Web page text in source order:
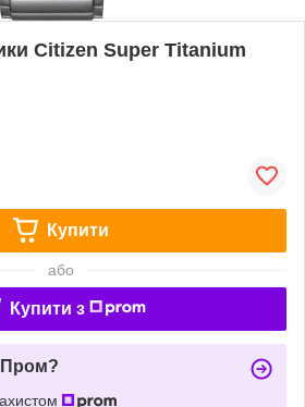
Citizen Super Titanium
Купити
або
Купити з
Пром?